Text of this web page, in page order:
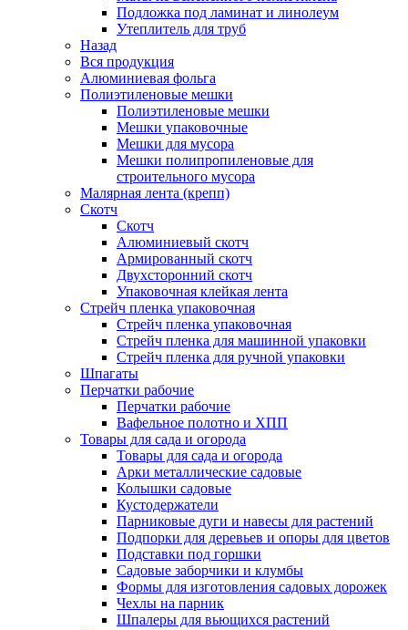
Подложка под ламинат и линолеум
Утеплитель для труб
Назад
Вся продукция
Алюминиевая фольга
Полиэтиленовые мешки
Полиэтиленовые мешки
Мешки упаковочные
Мешки для мусора
Мешки полипропиленовые для
строительного мусора
Малярная лента (крепп)
Скотч
Скотч
Алюминиевый скотч
Армированный скотч
Двухсторонний скотч
Упаковочная клейкая лента
Стрейч пленка упаковочная
Стрейч пленка упаковочная
Стрейч пленка для машинной упаковки
Стрейч пленка для ручной упаковки
Шпагаты
Перчатки рабочие
Перчатки рабочие
Вафельное полотно и ХПП
Товары для сада и огорода
Товары для сада и огорода
Арки металлические садовые
Колышки садовые
Кустодержатели
Парниковые дуги и навесы для растений
Подпорки для деревьев и опоры для цветов
Подставки под горшки
Садовые заборчики и клумбы
Формы для изготовления садовых дорожек
Чехлы на парник
Шпалеры для вьющихся растений